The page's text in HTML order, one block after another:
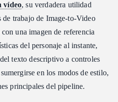
vídeo, su verdadera utilidad
trabajo de Image-to-Video
una imagen de referencia
del personaje al instante,
texto descriptivo a controles
en los modos de estilo,
principales del pipeline.